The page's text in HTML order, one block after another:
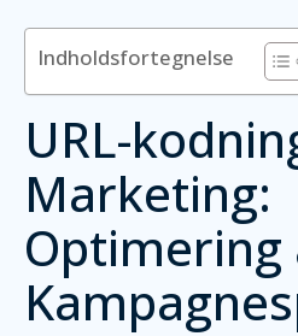
Indholdsfortegnelse
URL-
Marketing:
Optimering